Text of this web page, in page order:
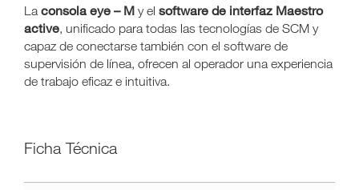
La consola eye – M y el software de interfaz Maestro
active, unificado para todas las tecnologías de SCM y
capaz de conectarse también con el software de
supervisión de línea, ofrecen al operador una experiencia
de trabajo eficaz e intuitiva.
Ficha Técnica